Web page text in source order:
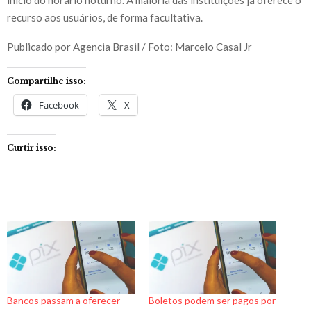
recurso aos usuários, de forma facultativa.
Publicado por Agencia Brasil / Foto: Marcelo Casal Jr
Compartilhe isso:
Facebook X
Curtir isso:
Bancos passam a oferecer
Boletos podem ser pagos por